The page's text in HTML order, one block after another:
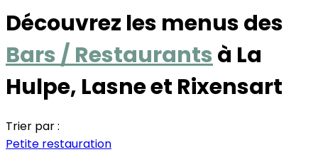
Découvrez les menus des
Bars / Restaurants à La
Hulpe, Lasne et Rixensart
Trier par :
Petite restauration